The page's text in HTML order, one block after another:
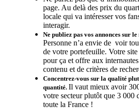
page. Au delà des prix du
locale qui va intéresser vos
interagir.
Ne publiez pas vos annonces sur le
Personne n’a envie de voir
de votre portefeuille. Votre
pour ça et offre aux
contenu et de critères de
Concentrez-vous sur la qualité
quantité. Il vaut mieux avoir
votre secteur plutôt que 3 000
toute la France !